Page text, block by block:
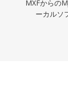
MXFからの
ーカルソ